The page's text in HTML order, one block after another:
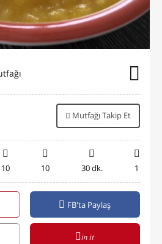
Mutfağı Takip Et
10 10 30 dk. 1
FB'ta Paylaş
in it